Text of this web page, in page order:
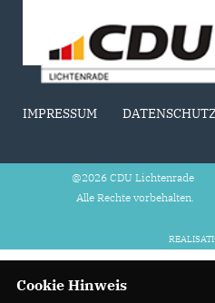
IMPRESSUM DATENSCHUTZ
@2026 CDU Lichtenrade
Alle Rechte vorbehalten.
Cookie Hinweis